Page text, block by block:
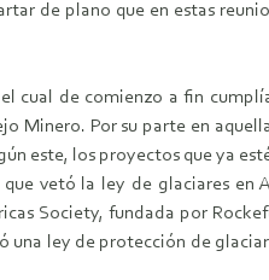
de plano que en estas
de comienzo a fin
Minero. Por su parte en
este, los proyectos que ya
vetó la ley de glaciares en
Society, fundada por
ley de protección de